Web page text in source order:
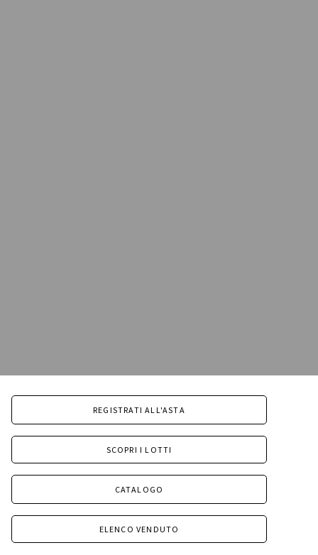
REGISTRATI ALL'ASTA
SCOPRI I LOTTI
CATALOGO
ELENCO VENDUTO